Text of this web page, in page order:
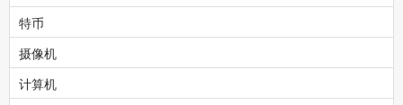
特币
摄像机
计算机